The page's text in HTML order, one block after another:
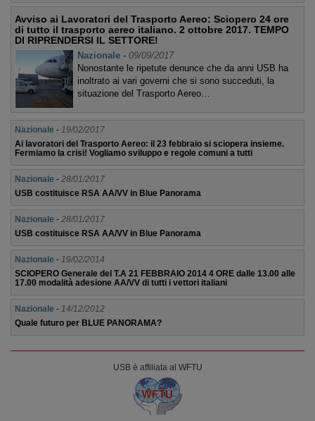
Avviso ai Lavoratori del Trasporto Aereo: Sciopero 24 ore
di tutto il trasporto aereo italiano. 2 ottobre 2017. TEMPO
DI RIPRENDERSI IL SETTORE!
Nazionale - 09/09/2017
Nonostante le ripetute denunce che da anni USB ha
inoltrato ai vari governi che si sono succeduti, la
situazione del Trasporto Aereo…
Nazionale - 19/02/2017
Ai lavoratori del Trasporto Aereo: il 23 febbraio si sciopera insieme.
Fermiamo la crisi! Vogliamo sviluppo e regole comuni a tutti
Nazionale - 28/01/2017
USB costituisce RSA AA/VV in Blue Panorama
Nazionale - 28/01/2017
USB costituisce RSA AA/VV in Blue Panorama
Nazionale - 19/02/2014
SCIOPERO Generale del T.A 21 FEBBRAIO 2014 4 ORE dalle 13.00 alle
17.00 modalità adesione AA/VV di tutti i vettori italiani
Nazionale - 14/12/2012
Quale futuro per BLUE PANORAMA?
USB è affiliata al WFTU